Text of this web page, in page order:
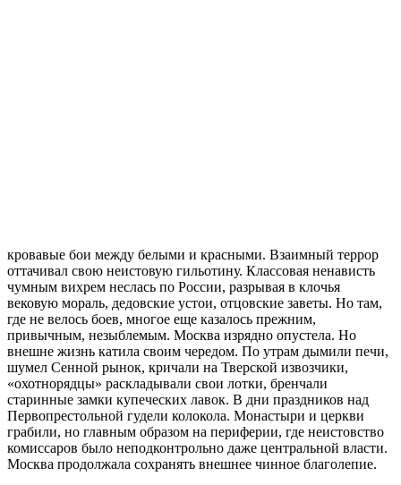
кровавые бои между белыми и красными. Взаимный террор
оттачивал свою неистовую гильотину. Классовая ненависть
чумным вихрем неслась по России, разрывая в клочья
вековую мораль, дедовские устои, отцовские заветы. Но там,
где не велось боев, многое еще казалось прежним,
привычным, незыблемым. Москва изрядно опустела. Но
внешне жизнь катила своим чередом. По утрам дымили печи,
шумел Сенной рынок, кричали на Тверской извозчики,
«охотнорядцы» раскладывали свои лотки, бренчали
старинные замки купеческих лавок. В дни праздников над
Первопрестольной гудели колокола. Монастыри и церкви
грабили, но главным образом на периферии, где неистовство
комиссаров было неподконтрольно даже центральной власти.
Москва продолжала сохранять внешнее чинное благолепие.